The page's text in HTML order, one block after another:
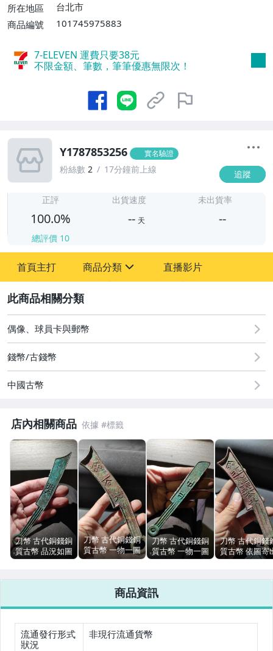
所在地區
台北市
商品編號
101745975883
7-ELEVEN 運費只要38元
不限金額、筆數，筆筆優惠無限次！
Y1787853256 實名驗證
粉絲數 2 17分鐘前上線 追蹤
正評
100.0%
總評價 10
出貨速度
-- 天
未出貨率
--
首頁主打 商品分類
圖書/影音/文具
古董、藝術與礦石
玩具、模型與公仔
偶像、球員卡與郵幣
女裝與服飾配件
手錶與飾品配件
女包精品與女鞋
運動、戶外與休閒
直播影片
偶像、球員卡與郵幣
錢幣/古錢幣
中國古幣
店內相關商品
刀幣 古代銅錢銅
質古幣 品況如圖
刀幣 古代銅錢銅
質古幣 一物一圖
(2)
刀幣 古代銅錢銅
質古幣 一物一圖
刀幣 古代銅錢
質古幣 依圖寄
商品資訊
流通發行形式
狀況
非現行流通貨幣